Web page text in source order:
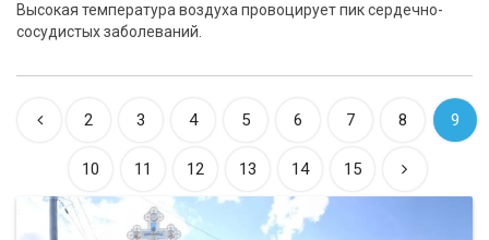
Высокая температура воздуха провоцирует пик сердечно-
сосудистых заболеваний.
2 3 4 5 6 7 8 9
10 11 12 13 14 15